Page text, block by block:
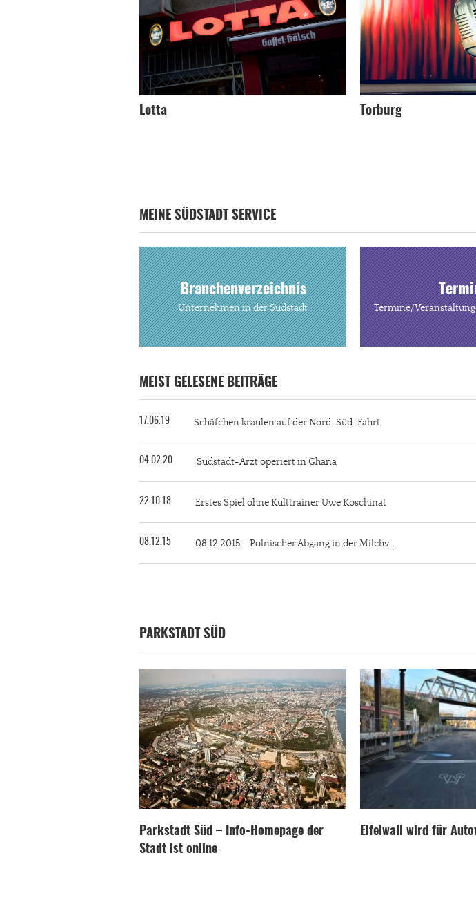
Lotta Torburg
MEINE SÜDSTADT SERVICE
Branchenverzeichnis
Unternehmen in der Südstadt Termine/
MEIST GELESENE BEITRÄGE
17.06.19 Schäfchen kraulen auf der Nord-Süd-Fahrt
04.02.20 Südstadt-Arzt operiert in Ghana
22.10.18 Erstes Spiel ohne Kulttrainer Uwe Koschinat
08.12.15 08.12.2015 – Polnischer Abgang in der Milchv...
PARKSTADT SÜD
Parkstadt Süd – Info-Homepage der
Stadt ist online
Eifelwall wird für